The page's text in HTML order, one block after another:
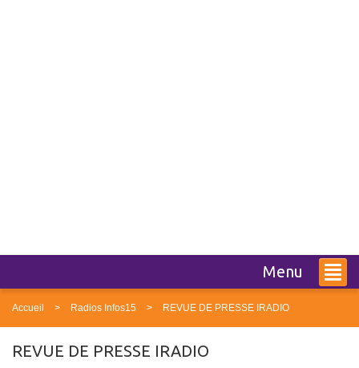
Menu
Accueil Radios Infos15 REVUE DE PRESSE IRADIO
REVUE DE PRESSE IRADIO